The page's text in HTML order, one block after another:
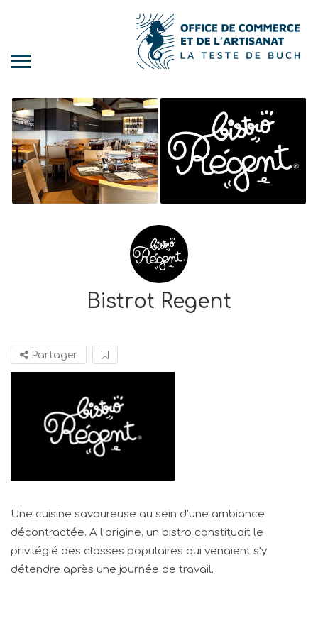
Bistrot Regent
Partager
Une cuisine savoureuse au sein d’une ambiance
décontractée. A l’origine, un bistro constituait le
privilégié des classes populaires qui venaient s’y
détendre après une journée de travail.